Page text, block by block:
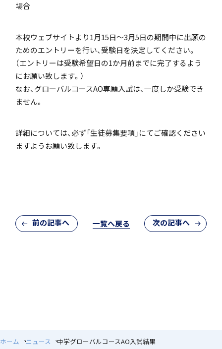
場合
本校ウェブサイトより1月15日～3月5日の期間中に出願の
ためのエントリーを行い、受験日を決定してください。
（エントリーは受験希望日の1か月前までに完了するよう
にお願い致します。）
なお、グローバルコースAO専願入試は、一度しか受験でき
ません。
詳細については、必ず「生徒募集要項」にてご確認ください
ますようお願い致します。
前の記事へ 一覧へ戻る 次の記事へ
ホーム ニュース 中学グローバルコースAO入試結果
スーパーサイエンスハイスクール(SSH)
国内・海外研修旅行